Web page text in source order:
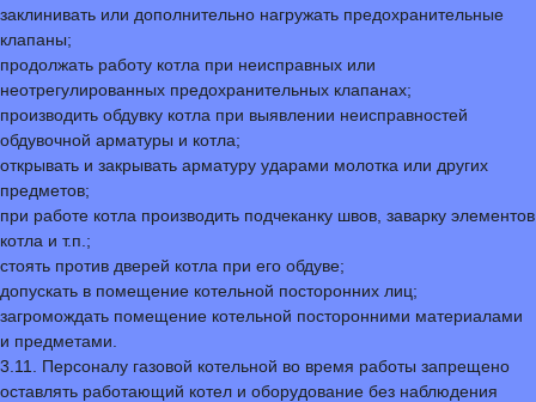
заклинивать или дополнительно нагружать предохранительные
клапаны;
продолжать работу котла при неисправных или
неотрегулированных предохранительных клапанах;
производить обдувку котла при выявлении неисправностей
обдувочной арматуры и котла;
открывать и закрывать арматуру ударами молотка или других
предметов;
при работе котла производить подчеканку швов, заварку элементов
котла и т.п.;
стоять против дверей котла при его обдуве;
допускать в помещение котельной посторонних лиц;
загромождать помещение котельной посторонними материалами
и предметами.
3.11. Персоналу газовой котельной во время работы запрещено
оставлять работающий котел и оборудование без наблюдения